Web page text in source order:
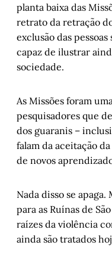
planta baixa das
retrato da retração
exclusão das
capaz de ilustrar
sociedade.
As Missões foram
pesquisadores que
dos guaranis –
falam da aceitação
de novos
Nada disso se
para as Ruínas de
raízes da violência
ainda são tratados